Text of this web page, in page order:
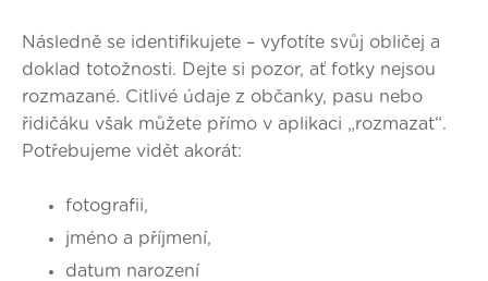
Následně se identifikujete – vyfotíte svůj obličej a
doklad totožnosti. Dejte si pozor, ať fotky nejsou
rozmazané. Citlivé údaje z občanky, pasu nebo
řidičáku však můžete přímo v aplikaci „rozmazat“.
Potřebujeme vidět akorát:
fotografii,
jméno a příjmení,
datum narození